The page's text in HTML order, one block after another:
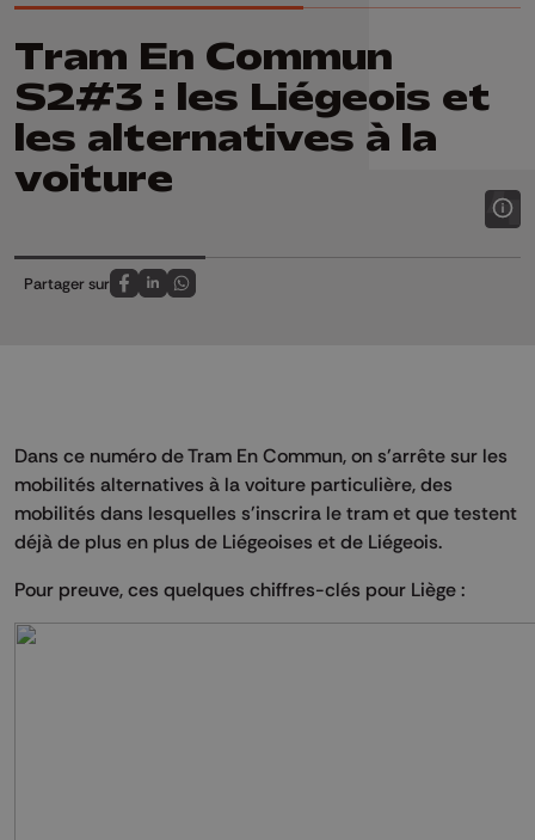
Tram En Commun
S2#3 : les Liégeois et
les alternatives à la
voiture
Partager sur
Partagez sur FaceBook
Partagez sur LinkedIn
Partagez sur Whatsapp
Dans ce numéro de Tram En Commun, on s'arrête sur les
mobilités alternatives à la voiture particulière, des
mobilités dans lesquelles s'inscrira le tram et que testent
déjà de plus en plus de Liégeoises et de Liégeois.
Pour preuve, ces quelques chiffres-clés pour Liège :